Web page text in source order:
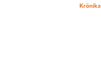
Krönika